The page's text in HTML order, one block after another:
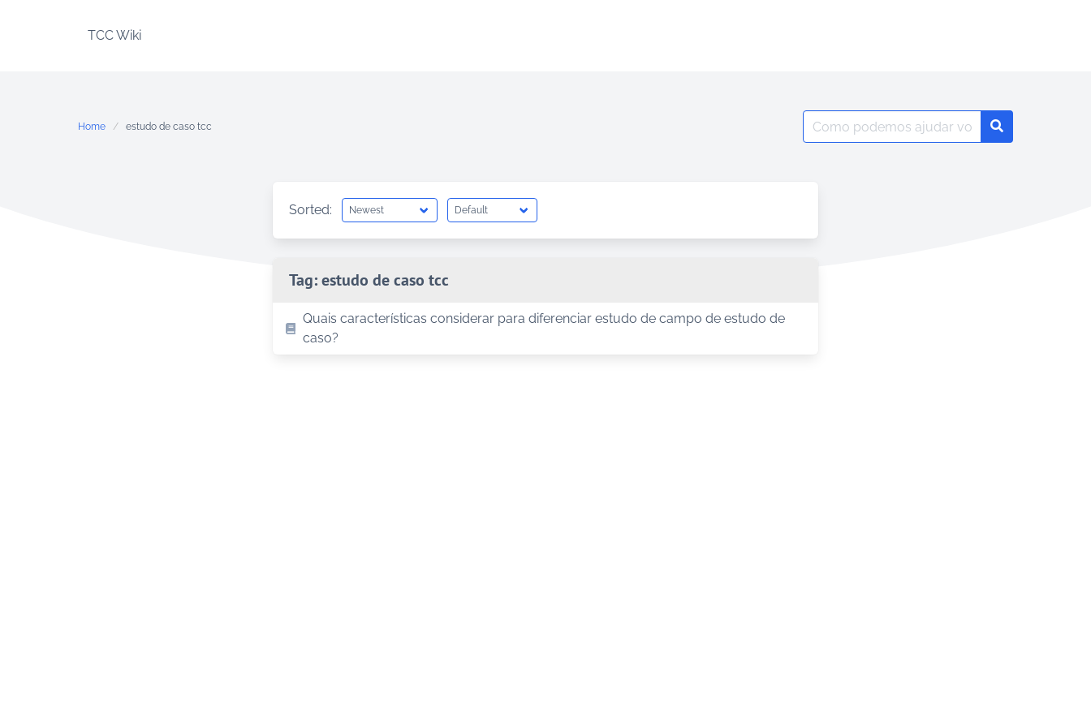
TCC Wiki
Home estudo de caso tcc
Search
for:
Search
Sorted:
Tag:estudo de caso tcc
Quais características considerar para diferenciar estudo de campo de estudo de
caso?